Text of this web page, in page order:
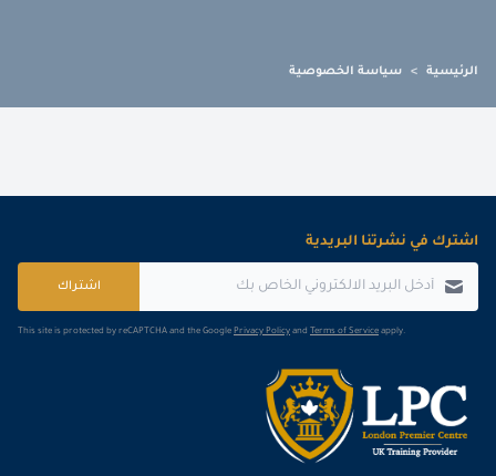
الرئيسية > سياسة الخصوصية
اشترك في نشرتنا البريدية
اشتراك
This site is protected by reCAPTCHA and the Google Privacy Policy and Terms of Service apply.